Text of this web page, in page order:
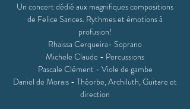
Un concert dédié aux magnifiques compositions
de Felice Sances. Rythmes et émotions à
profusion!
Rhaissa Cerqueira- Soprano
Michele Claude - Percussions
Pascale Clément - Viole de gambe
Daniel de Morais - Théorbe, Archiluth, Guitare et
direction